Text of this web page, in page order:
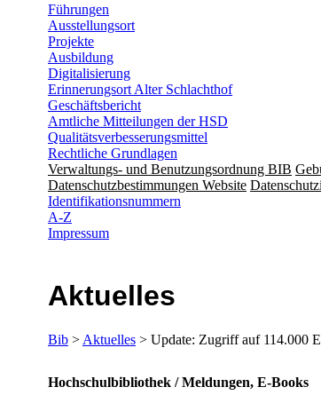
Führungen
Ausstellungsort
Projekte
Ausbildung
Digitalisierung
Erinnerungsort Alter Schlachthof
Geschäftsbericht
Amtliche Mitteilungen der HSD
Qualitätsverbesserungsmittel
Rechtliche Grundlagen
Verwaltungs- und Benutzungsordnung BIB
Datenschutzbestimmungen Website
Identifikationsnummern
A-Z
Impressum
Aktuelles
Bib > Aktuelles > Update: Zugriff auf 114.000
Hochschulbibliothek / Meldungen, E-Books